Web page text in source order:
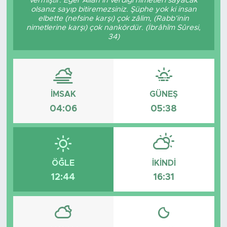
olsanız sayıp bitiremezsiniz. Şüphe yok ki insan
elbette (nefsine karşı) çok zâlim, (Rabb’inin
nimetlerine karşı) çok nankördür. (İbrâhîm Sûresi,
34)
İMSAK
04:06
GÜNEŞ
05:38
ÖĞLE
12:44
İKINDI
16:31
Tarihçe
Söyleşi
Foto Şaka
Teknoloji
Politika